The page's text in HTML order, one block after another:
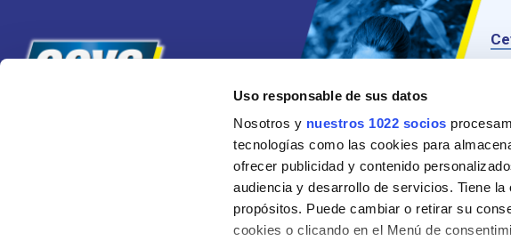
Uso responsable de sus datos
Nosotros y nuestros 1022 socios
tecnologías como las cookies para
ofrecer publicidad y contenido
audiencia y desarrollo de servicios. Tiene
propósitos. Puede cambiar o retirar su
cookies o clicando en el Menú de